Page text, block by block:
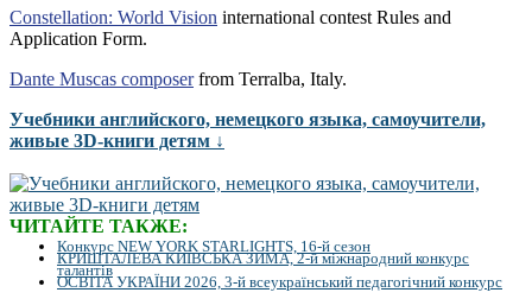
Constellation: World Vision international contest Rules and
Application Form.
Dante Muscas composerfrom Terralba, Italy.
Учебники английского, немецкого языка, самоучители,
живые 3D-книги детям ↓
ЧИТАЙТЕ ТАКЖЕ:
Конкурс NEW YORK STARLIGHTS, 16-й сезон
КРИШТАЛЕВА КИЇВСЬКА ЗИМА, 2-й міжнародний конкурс
талантів
ОСВІТА УКРАЇНИ 2026, 3-й всеукраїнський педагогічний конкурс